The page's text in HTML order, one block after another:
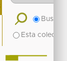
Buscar
Esta